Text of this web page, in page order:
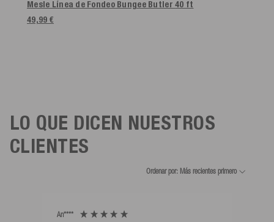
Mesle Línea de Fondeo Bungee Butler40 ft
49,99 €
LO QUE DICEN NUESTROS
CLIENTES
Ordenar por: Más recientes primero
An****